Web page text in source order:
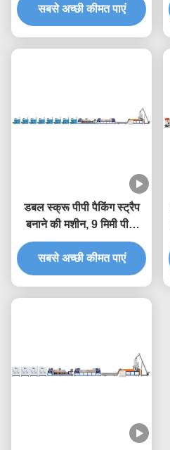
मिमी स्ट्रैप चौड़ाई के लिए
सबसे अच्छी कीमत पाएं
डबल स्क्रू पीपी पैकिंग स्ट्रैप
बनाने की मशीन, 9 मिमी पीपी
स्ट्रैप एक्सट्रूज़न मशीन
सबसे अच्छी कीमत पाएं